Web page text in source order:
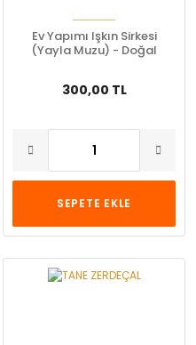
Ev Yapımı Işkın Sirkesi
(Yayla Muzu) - Doğal
300,00 TL
SEPETE EKLE